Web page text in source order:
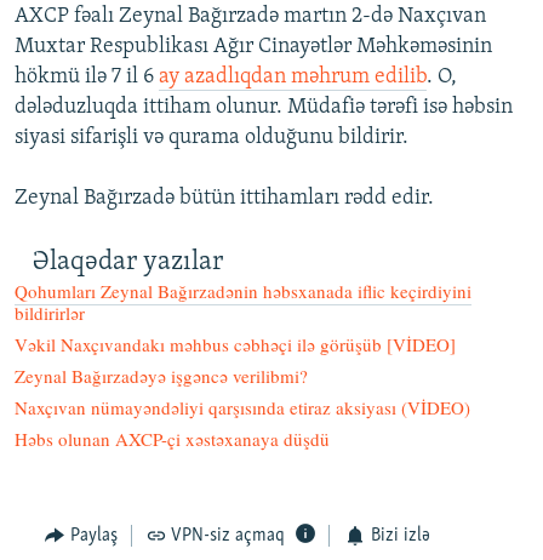
AXCP fəalı Zeynal Bağırzadə martın 2-də Naxçıvan
Muxtar Respublikası Ağır Cinayətlər Məhkəməsinin
hökmü ilə 7 il 6 ay azadlıqdan məhrum edilib. O,
dələduzluqda ittiham olunur. Müdafiə tərəfi isə həbsin
siyasi sifarişli və qurama olduğunu bildirir.
Zeynal Bağırzadə bütün ittihamları rədd edir.
Əlaqədar yazılar
Qohumları Zeynal Bağırzadənin həbsxanada iflic keçirdiyini
bildirirlər
Vəkil Naxçıvandakı məhbus cəbhəçi ilə görüşüb [VİDEO]
Zeynal Bağırzadəyə işgəncə verilibmi?
Naxçıvan nümayəndəliyi qarşısında etiraz aksiyası (VİDEO)
Həbs olunan AXCP-çi xəstəxanaya düşdü
Paylaş VPN-siz açmaq Bizi izlə